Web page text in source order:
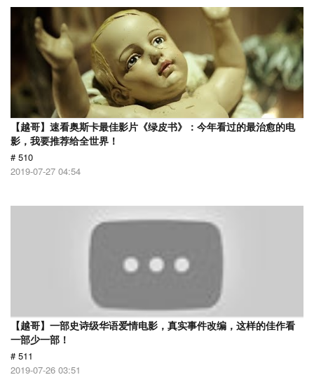
【越哥】速看奥斯卡最佳影片《绿皮书》：今年看过的最治愈的电
影，我要推荐给全世界！
# 510
2019-07-27 04:54
【越哥】一部史诗级华语爱情电影，真实事件改编，这样的佳作看
一部少一部！
# 511
2019-07-26 03:51